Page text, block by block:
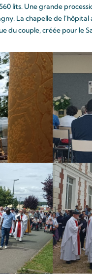
lits. Une grande
La chapelle de
du couple, créée pour le